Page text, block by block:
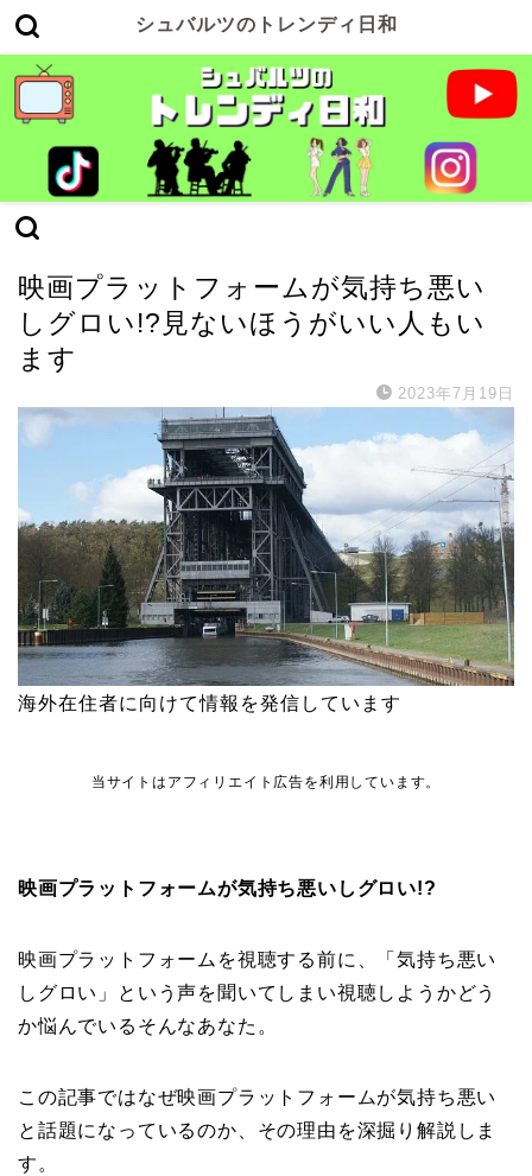
シュバルツのトレンディ日和
映画プラットフォームが気持ち悪い
しグロい!?見ないほうがいい人もい
ます
2023年7月19日
海外在住者に向けて情報を発信しています
当サイトはアフィリエイト広告を利用しています。
映画プラットフォームが気持ち悪いしグロい!?
映画プラットフォームを視聴する前に、「気持ち悪い
しグロい」という声を聞いてしまい視聴しようかどう
か悩んでいるそんなあなた。
この記事ではなぜ映画プラットフォームが気持ち悪い
と話題になっているのか、その理由を深掘り解説しま
す。